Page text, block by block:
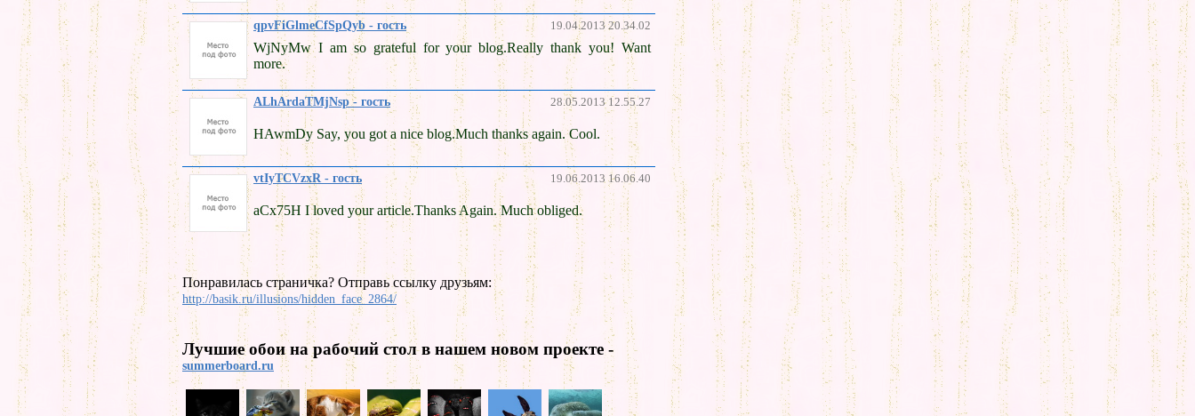
qpvFiGlmeCfSpQyb - гость 19.04.2013 20.34.02
WjNyMw I am so grateful for your blog.Really thank you! Want
more.
ALhArdaTMjNsp - гость 28.05.2013 12.55.27
HAwmDy Say, you got a nice blog.Much thanks again. Cool.
vtIyTCVzxR - гость 19.06.2013 16.06.40
aCx75H I loved your article.Thanks Again. Much obliged.
Понравилась страничка? Отправь ссылку друзьям:
http://basik.ru/illusions/hidden_face_2864/
Лучшие обои на рабочий стол в нашем новом проекте -
summerboard.ru